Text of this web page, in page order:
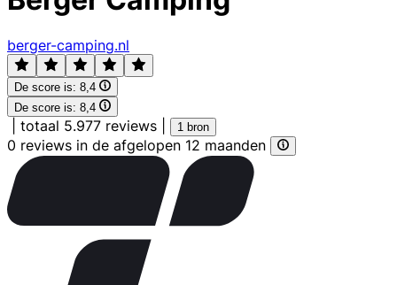
berger-camping.nl
De score is: 8,4
De score is: 8,4
totaal 5.977 reviews 1 bron
0 reviews in de afgelopen 12 maanden